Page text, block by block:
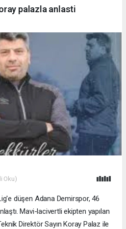
palazla anlasti
Oku)
düşen Adana Demirspor, 46
Mavi-lacivertli ekipten yapılan
Direktör Sayın Koray Palaz ile